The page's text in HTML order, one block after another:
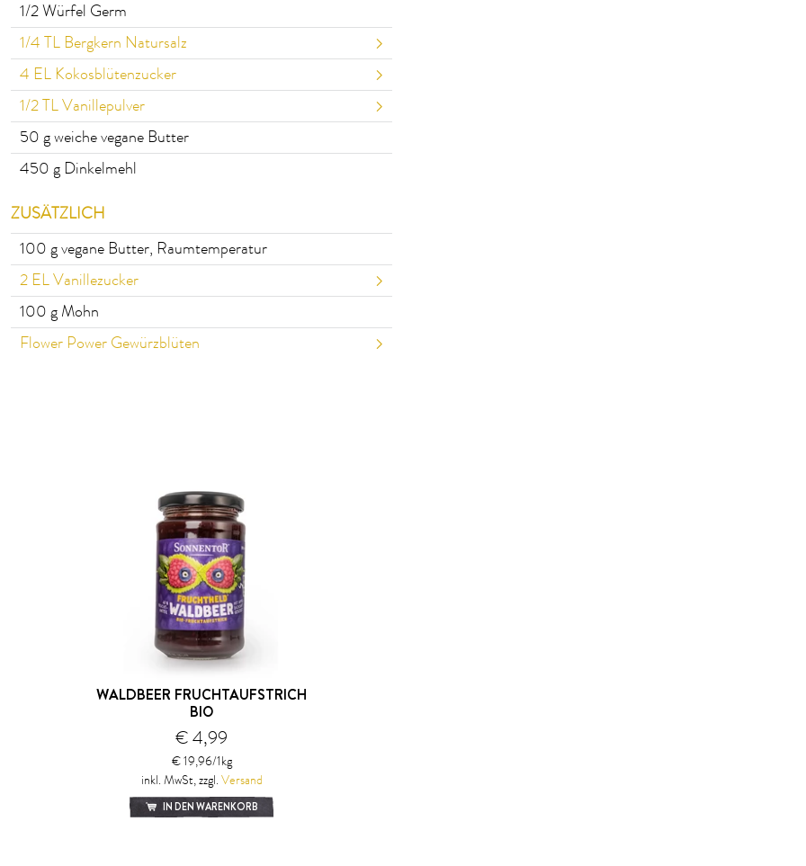
1/2Würfel Germ
1/4 TL Bergkern Natursalz
4 EL Kokosblütenzucker
1/2TL Vanillepulver
50 g weiche vegane Butter
450 g Dinkelmehl
ZUSÄTZLICH
100 g vegane Butter, Raumtemperatur
2EL Vanillezucker
100 g Mohn
Flower Power Gewürzblüten
WALDBEER FRUCHTAUFSTRICH
BIO
€ 4,99
€ 19,96/1kg
inkl. MwSt, zzgl. Versand
IN DEN WARENKORB